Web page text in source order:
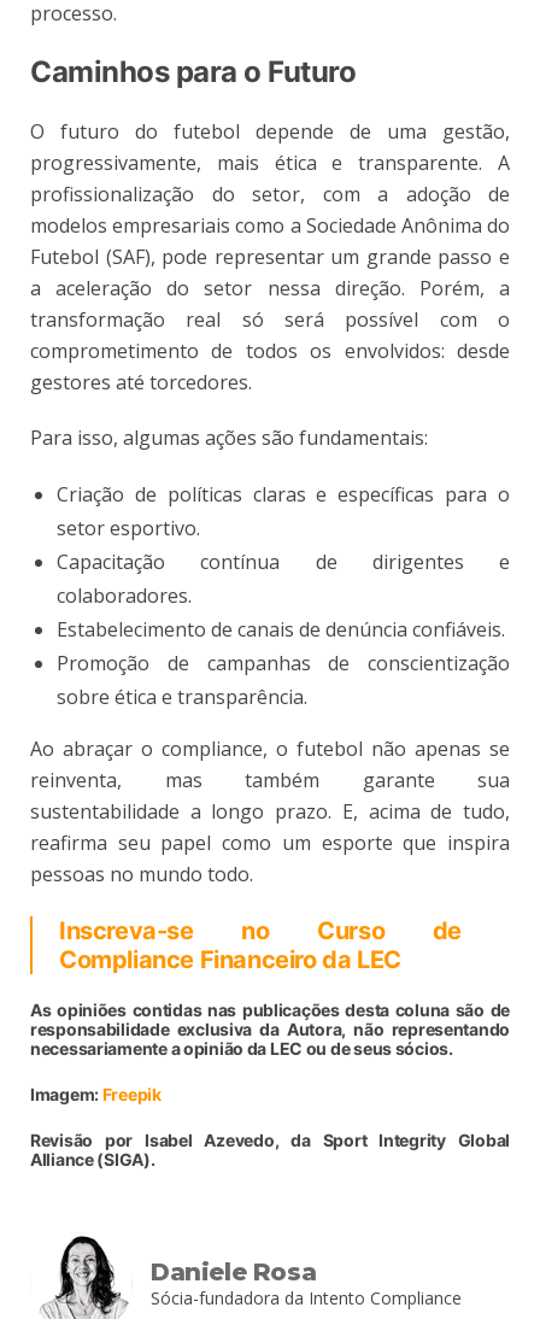
processo.
Caminhos para o Futuro
O futuro do futebol depende de uma gestão,
progressivamente, mais ética e transparente. A
profissionalização do setor, com a adoção de
modelos empresariais como a Sociedade Anônima do
Futebol (SAF), pode representar um grande passo e
a aceleração do setor nessa direção. Porém, a
transformação real só será possível com o
comprometimento de todos os envolvidos: desde
gestores até torcedores.
Para isso, algumas ações são fundamentais:
Criação de políticas claras e específicas para o
setor esportivo.
Capacitação contínua de dirigentes e
colaboradores.
Estabelecimento de canais de denúncia confiáveis.
Promoção de campanhas de conscientização
sobre ética e transparência.
Ao abraçar o compliance, o futebol não apenas se
reinventa, mas também garante sua
sustentabilidade a longo prazo. E, acima de tudo,
reafirma seu papel como um esporte que inspira
pessoas no mundo todo.
Inscreva-se no Curso de
Compliance Financeiro da LEC
As opiniões contidas nas publicações desta coluna são de
responsabilidade exclusiva da Autora, não representando
necessariamente a opinião da LEC ou de seus sócios.
Imagem:Freepik
Revisão por Isabel Azevedo, da Sport Integrity Global
Alliance (SIGA).
Daniele Rosa
Sócia-fundadora da Intento Compliance